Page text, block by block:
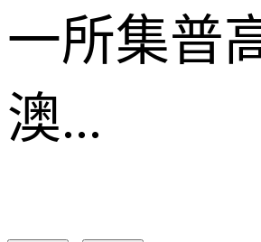
一所集普
澳...